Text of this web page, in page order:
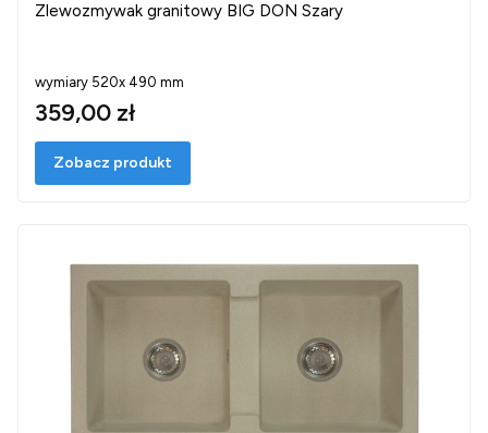
Zlewozmywak granitowy BIG DON Szary
wymiary 520x 490 mm
359,00 zł
Zobacz produkt